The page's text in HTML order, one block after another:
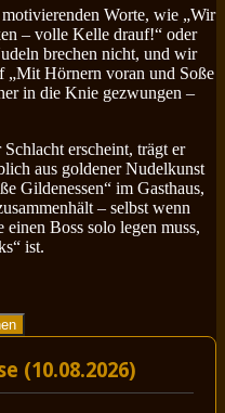
Worte, wie „Wir
– volle Kelle drauf!“ oder
brechen nicht, und wir
„Mit Hörnern voran und Soße
in die Knie gezwungen –
erscheint, trägt er
aus goldener Nudelkunst
Gildenessen“ im Gasthaus,
– selbst wenn
einen Boss solo legen muss,
ist.
(10.08.2026)